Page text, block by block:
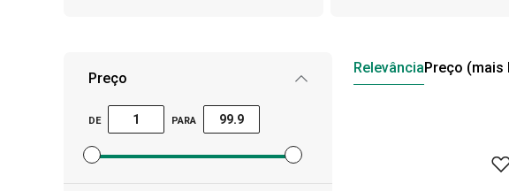
Preço
DE PARA
Definir filtro de preço mínimo
Definir filtro de preço máximo
RelevânciaPreço (mais